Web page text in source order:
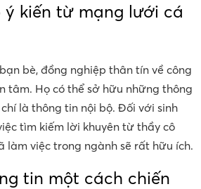
ý kiến từ mạng lưới cá
bè, đồng nghiệp thân tín về công
tâm. Họ có thể sở hữu những thông
là thông tin nội bộ. Đối với sinh
tìm kiếm lời khuyên từ thầy cô
làm việc trong ngành sẽ rất hữu ích.
tin một cách chiến